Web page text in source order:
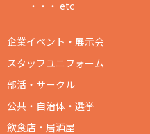
・・・ etc
企業イベント・展示会
スタッフユニフォーム
部活・サークル
公共・自治体・選挙
飲食店・居酒屋